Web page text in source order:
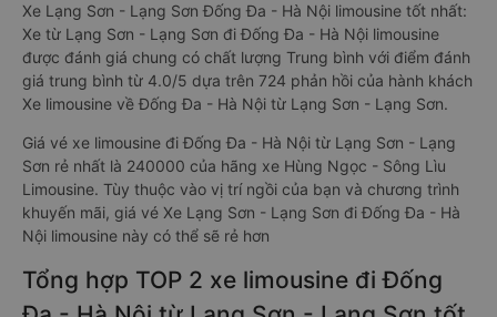
Xe Lạng Sơn - Lạng Sơn Đống Đa - Hà Nội limousine tốt nhất:
Xe từ Lạng Sơn - Lạng Sơn đi Đống Đa - Hà Nội limousine
được đánh giá chung có chất lượng Trung bình với điểm đánh
giá trung bình từ 4.0/5 dựa trên 724 phản hồi của hành khách
Xe limousine về Đống Đa - Hà Nội từ Lạng Sơn - Lạng Sơn.
Giá vé xe limousine đi Đống Đa - Hà Nội từ Lạng Sơn - Lạng
Sơn rẻ nhất là 240000 của hãng xe Hùng Ngọc - Sông Lìu
Limousine. Tùy thuộc vào vị trí ngồi của bạn và chương trình
khuyến mãi, giá vé Xe Lạng Sơn - Lạng Sơn đi Đống Đa - Hà
Nội limousine này có thể sẽ rẻ hơn
Tổng hợp TOP 2 xe limousine đi Đống